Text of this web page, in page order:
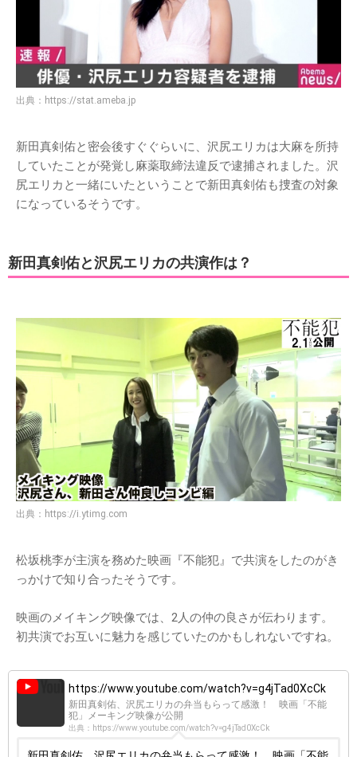
出典： https://stat.ameba.jp
新田真剣佑と密会後すぐぐらいに、沢尻エリカは大麻を所持
していたことが発覚し麻薬取締法違反で逮捕されました。沢
尻エリカと一緒にいたということで新田真剣佑も捜査の対象
になっているそうです。
新田真剣佑と沢尻エリカの共演作は？
出典： https://i.ytimg.com
松坂桃李が主演を務めた映画『不能犯』で共演をしたのがき
っかけで知り合ったそうです。
映画のメイキング映像では、2人の仲の良さが伝わります。
初共演でお互いに魅力を感じていたのかもしれないですね。
https://www.youtube.com/watch?v=g4jTad0XcCk
新田真剣佑、沢尻エリカの弁当もらって感激！ 映画「不能
犯」メーキング映像が公開
出典：https://www.youtube.com/watch?v=g4jTad0XcCk